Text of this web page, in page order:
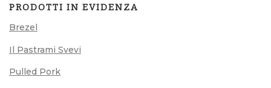
PRODOTTI IN EVIDENZA
Brezel
Il Pastrami Svevi
Pulled Pork